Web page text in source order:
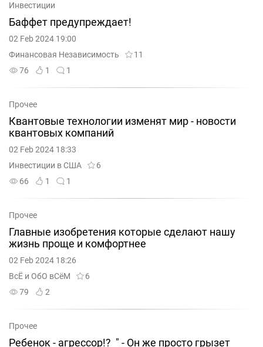
Инвестиции
Баффет предупреждает!
02 Feb 2024 19:00
Финансовая Независимость
11
76
1 1
Прочее
Квантовые технологии изменят мир - новости
квантовых компаний
02 Feb 2024 18:33
Инвестиции в США
6
66
1 1
Прочее
Главные изобретения которые сделают нашу
жизнь проще и комфортнее
02 Feb 2024 18:26
ВсЁ и ОбО вСёМ
6
79
2
Прочее
Ребенок - агрессор!? " - Он же просто грызет